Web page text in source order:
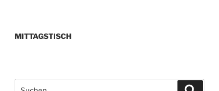
MITTAGSTISCH